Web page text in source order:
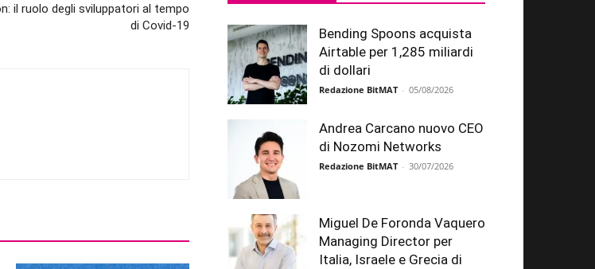
il ruolo degli sviluppatori al tempo
di Covid-19
Bending Spoons acquista
Airtable per 1,285 miliardi
di dollari
Redazione BitMAT - 05/08/2026
Andrea Carcano nuovo CEO
di Nozomi Networks
Redazione BitMAT - 30/07/2026
Miguel De Foronda Vaquero
Managing Director per
Italia, Israele e Grecia di